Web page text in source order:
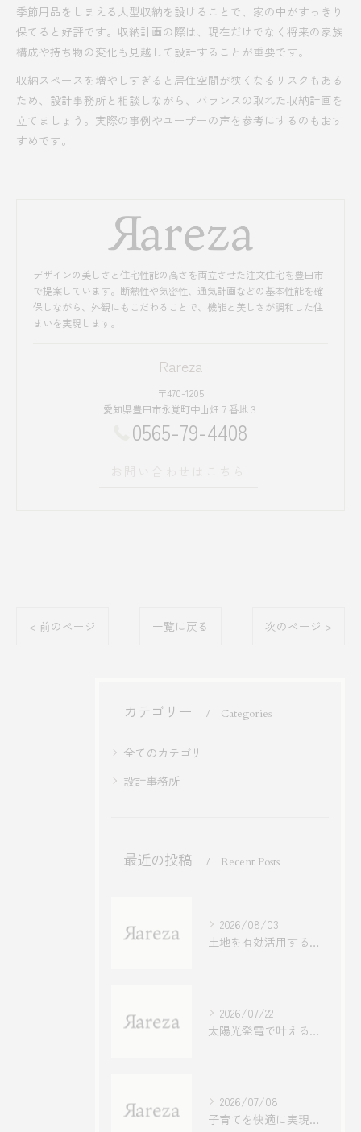
季節用品をしまえる大型収納を設けることで、家の中がすっきり
保てると好評です。収納計画の際は、現在だけでなく将来の家族
構成や持ち物の変化も見越して設計することが重要です。
収納スペースを増やしすぎると居住空間が狭くなるリスクもある
ため、設計事務所と相談しながら、バランスの取れた収納計画を
立てましょう。実際の事例やユーザーの声を参考にするのもおす
すめです。
デザインの美しさと住宅性能の高さを両立させた注文住宅を豊田市
で提案しています。断熱性や気密性、通気計画などの基本性能を確
保しながら、外観にもこだわることで、機能と美しさが調和した住
まいを実現します。
Rareza
〒470-1205
愛知県豊田市永覚町中山畑７番地３
0565-79-4408
< 前のページ 一覧に戻る 次のページ >
カテゴリー Categories
全てのカテゴリー
設計事務所
最近の投稿 Recent Posts
2026/08/03
土地を有効活用する設計と住み心地を両立する方法
2026/07/22
太陽光発電で叶える快適生活と賢い補助金活用術
2026/07/08
子育てを快適に実現する最新事例